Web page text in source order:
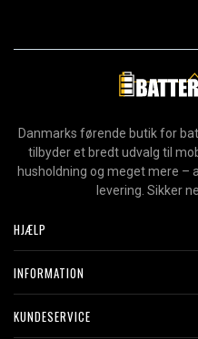
Danmarks førende butik for
tilbyder et bredt udvalg til
husholdning og meget mere –
levering. Sikker
HJÆLP
INFORMATION
KUNDESERVICE